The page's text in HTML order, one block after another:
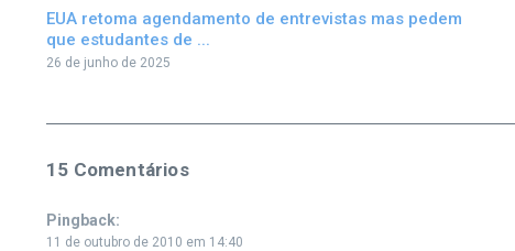
EUA retoma agendamento de entrevistas mas pedem
que estudantes de ...
26 de junho de 2025
15 Comentários
Pingback:
11 de outubro de 2010 em 14:40